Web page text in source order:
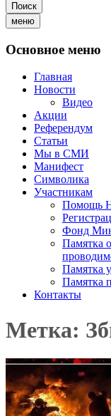
Поиск
меню
Основное меню
Главная
Новости
Видео
Акции
Референдум
Статьи
Мы в СМИ
Манифест
Символика
Участникам
Помощь
Фонд
Памятка
Памятка
Памятка
Контакты
Метка: